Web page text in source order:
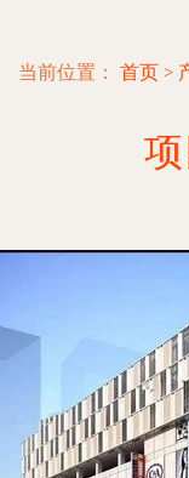
当前位置： 首页 >